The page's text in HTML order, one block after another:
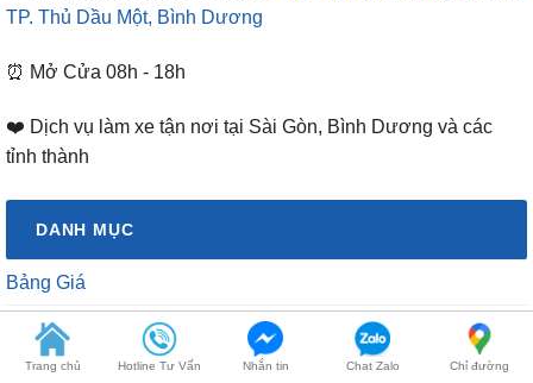
TP. Thủ Dầu Một, Bình Dương
⏰ Mở Cửa 08h - 18h
❤️ Dịch vụ làm xe tận nơi tại Sài Gòn, Bình Dương và các
tỉnh thành
DANH MỤC
Bảng Giá
Bảng Giá Màn Hình Android
Dịch vụ chăm sóc xe
Trang chủ Hotline Tư Vấn Nhắn tin Chat Zalo Chỉ đường